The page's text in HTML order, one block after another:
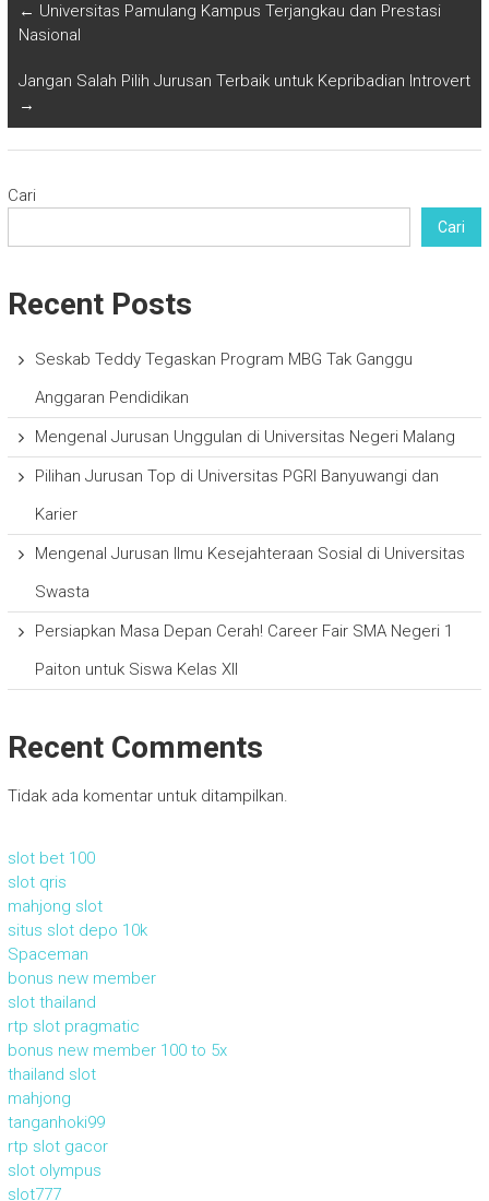
← Universitas Pamulang Kampus Terjangkau dan Prestasi
Nasional
Jangan Salah Pilih Jurusan Terbaik untuk Kepribadian Introvert
→
Cari
Cari
Recent Posts
Seskab Teddy Tegaskan Program MBG Tak Ganggu
Anggaran Pendidikan
Mengenal Jurusan Unggulan di Universitas Negeri Malang
Pilihan Jurusan Top di Universitas PGRI Banyuwangi dan
Karier
Mengenal Jurusan Ilmu Kesejahteraan Sosial di Universitas
Swasta
Persiapkan Masa Depan Cerah! Career Fair SMA Negeri 1
Paiton untuk Siswa Kelas XII
Recent Comments
Tidak ada komentar untuk ditampilkan.
slot bet 100
slot qris
mahjong slot
situs slot depo 10k
Spaceman
bonus new member
slot thailand
rtp slot pragmatic
bonus new member 100 to 5x
thailand slot
mahjong
tanganhoki99
rtp slot gacor
slot olympus
slot777